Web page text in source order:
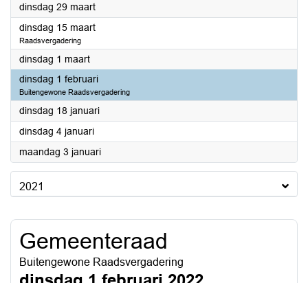
dinsdag 29 maart2022
dinsdag 15 maart2022
Raadsvergadering
dinsdag 1 maart2022
dinsdag 1 februari2022
Buitengewone Raadsvergadering
dinsdag 18 januari2022
dinsdag 4 januari2022
maandag 3 januari2022
2021
Gemeenteraad
Buitengewone Raadsvergadering